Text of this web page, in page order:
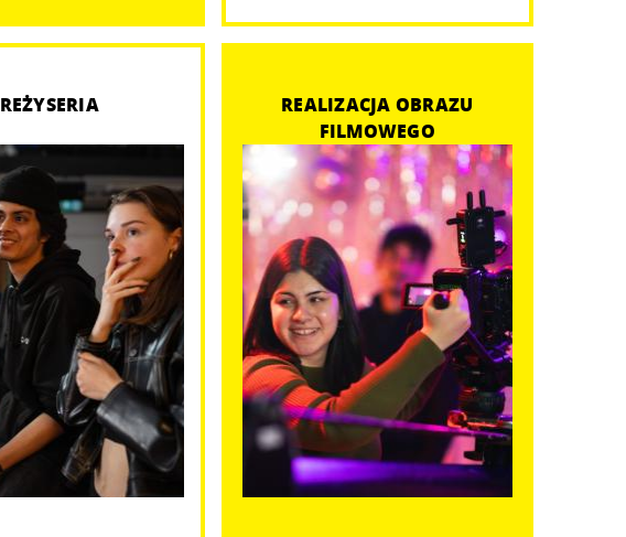
REŻYSERIA
REALIZACJA OBRAZU
FILMOWEGO